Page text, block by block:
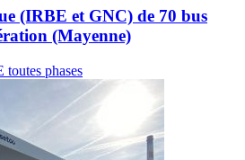
(IRBE et GNC) de 70 bus
(Mayenne)
phases